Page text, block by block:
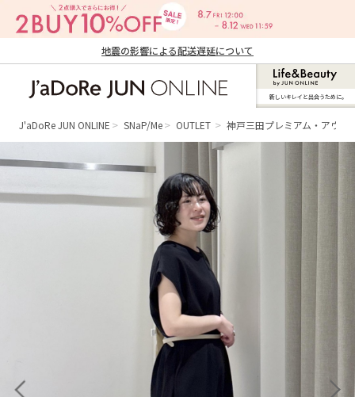
地震の影響による配送遅延について
ン オンライン）
新しいキレイと出合うために。
J'aDoRe JUN ONLINE SNaP/Me OUTLET 神戸三田プレミアム・アウト